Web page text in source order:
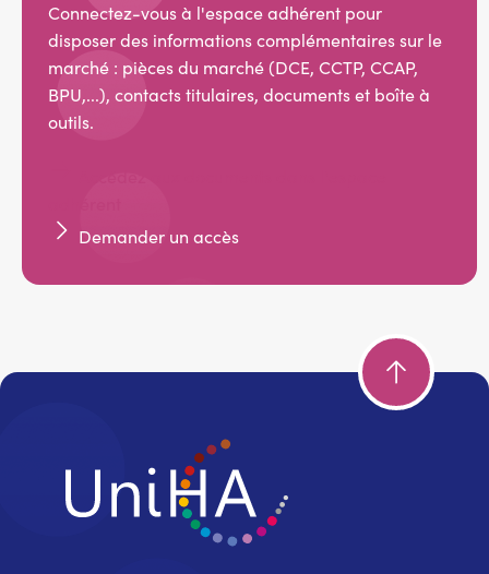
Connectez-vous à l'espace adhérent pour
disposer des informations complémentaires sur le
marché : pièces du marché (DCE, CCTP, CCAP,
BPU,...), contacts titulaires, documents et boîte à
outils.
Demander un accès